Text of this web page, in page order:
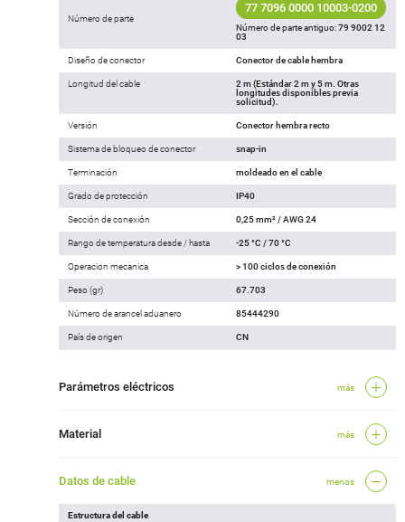
Número de parte
77 7096 0000 10003-0200
Número de parte antiguo:79 9002 12
03
Diseño de conector Conector de cable hembra
Longitud del cable
2 m (Estándar 2 m y 5 m. Otras
longitudes disponibles previa
solicitud).
Versión Conector hembra recto
Sistema de bloqueo de conector snap-in
Terminación moldeado en el cable
Grado de protección IP40
Sección de conexión 0,25 mm² / AWG 24
Rango de temperatura desde / hasta -25 °C / 70 °C
Operacion mecanica > 100 ciclos de conexión
Peso (gr) 67.703
Número de arancel aduanero 85444290
País de origen CN
Parámetros eléctricos más
Material más
Datos de cable menos
Estructura del cable